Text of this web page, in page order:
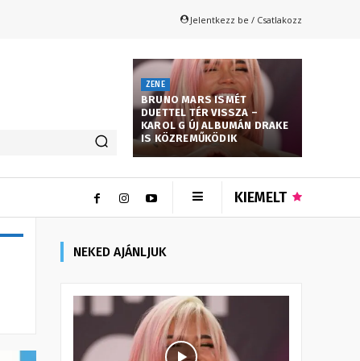
Jelentkezz be / Csatlakozz
ZENE
BRUNO MARS ISMÉT
DUETTEL TÉR VISSZA –
KAROL G ÚJ ALBUMÁN DRAKE
IS KÖZREMŰKÖDIK
KIEMELT
NEKED AJÁNLJUK